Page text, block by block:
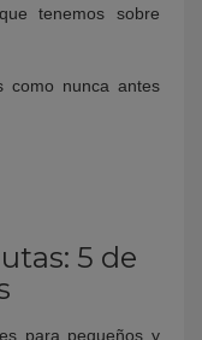
tenemos sobre
como nunca antes
5 de
para pequeños y